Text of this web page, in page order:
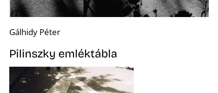
Gálhidy Péter
Pilinszky emléktábla